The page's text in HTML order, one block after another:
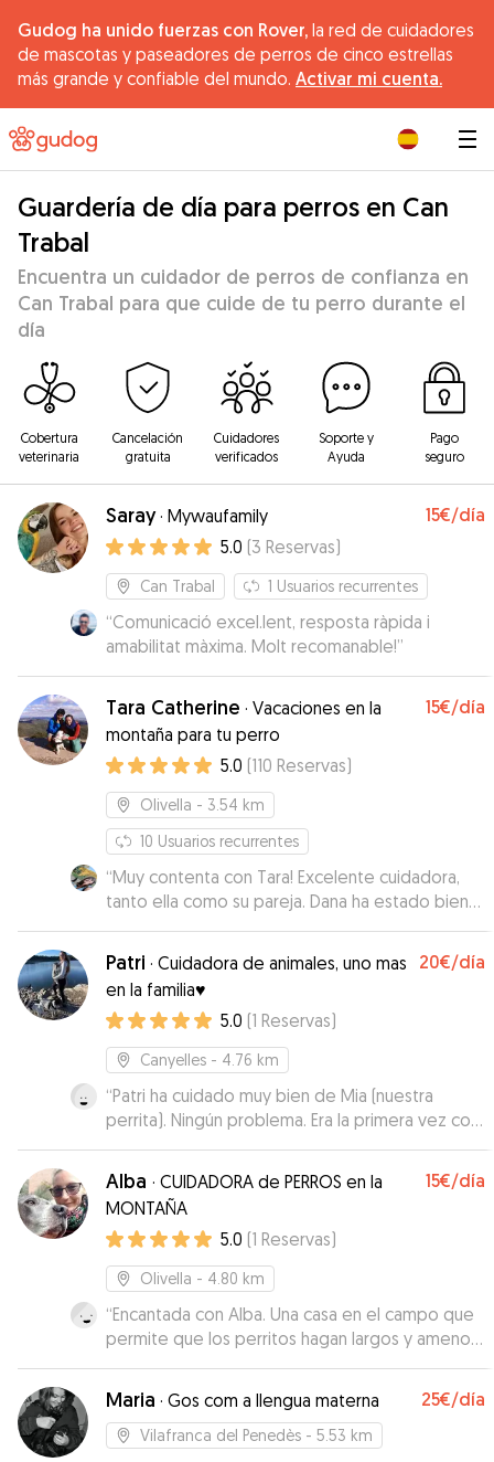
Gudog ha unido fuerzas con Rover, la red de cuidadores
de mascotas y paseadores de perros de cinco estrellas
más grande y confiable del mundo. Activar mi cuenta.
Guardería de día para perros en Can
Trabal
Encuentra un cuidador de perros de confianza en
Can Trabal para que cuide de tu perro durante el
día
Cobertura
veterinaria
Cancelación
gratuita
Cuidadores
verificados
Soporte y
Ayuda
Pago
seguro
Saray· Mywaufamily 15€/día
5.0 (3 Reservas)
Can Trabal 1 Usuarios recurrentes
“Comunicació excel.lent, resposta ràpida i
amabilitat màxima. Molt recomanable!”
Tara Catherine · Vacaciones en la
montaña para tu perro
15€/día
5.0 (110 Reservas)
Olivella - 3.54 km
10 Usuarios recurrentes
“Muy contenta con Tara! Excelente cuidadora,
tanto ella como su pareja. Dana ha estado bien
cuidada y me ha informado con vídeos de como
iba todo. La recomiendo! Nosotras repetiremos,
gracias Tara 😊”
Patri · Cuidadora de animales, uno mas
en la familia♥️
20€/día
5.0 (1 Reservas)
Canyelles - 4.76 km
“Patri ha cuidado muy bien de Mia (nuestra
perrita). Ningún problema. Era la primera vez con
ella y sin duda repetiremos.”
Alba · CUIDADORA de PERROS en la
MONTAÑA
15€/día
5.0 (1 Reservas)
Olivella - 4.80 km
“Encantada con Alba. Una casa en el campo que
permite que los perritos hagan largos y amenos
paseos. Además en la casa hay niños que adoran
los animales y les encanta jugar con nuestros
peludos. Repetiré seguro!”
Maria · Gos com a llengua materna 25€/día
Vilafranca del Penedès - 5.53 km